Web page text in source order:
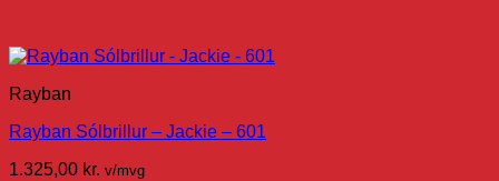
Rayban
Rayban Sólbrillur – Jackie – 601
1.325,00 kr. v/mvg